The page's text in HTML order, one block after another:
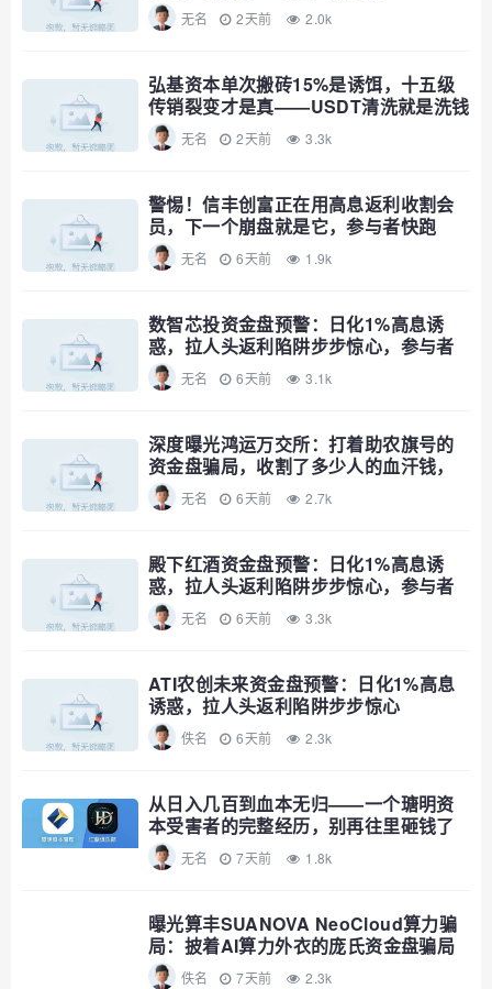
无名 2天前 2.0k
弘基资本单次搬砖15%是诱饵，十五级
传销裂变才是真——USDT清洗就是洗钱
公告，趁资金池没爆赶紧撤
无名 2天前 3.3k
警惕！信丰创富正在用高息返利收割会
员，下一个崩盘就是它，参与者快跑
无名 6天前 1.9k
数智芯投资金盘预警：日化1%高息诱
惑，拉人头返利陷阱步步惊心，参与者
速避无名 6天前 3.1k
深度曝光鸿运万交所：打着助农旗号的
资金盘骗局，收割了多少人的血汗钱，
远离！
无名 6天前 2.7k
殿下红酒资金盘预警：日化1%高息诱
惑，拉人头返利陷阱步步惊心，参与者
速避无名 6天前 3.3k
ATI农创未来资金盘预警：日化1%高息
诱惑，拉人头返利陷阱步步惊心
佚名 6天前 2.3k
从日入几百到血本无归——一个瑭明资
本受害者的完整经历，别再往里砸钱了
无名 7天前 1.8k
曝光算丰SUANOVA NeoCloud算力骗
局：披着AI算力外衣的庞氏资金盘骗局
佚名 7天前 2.3k